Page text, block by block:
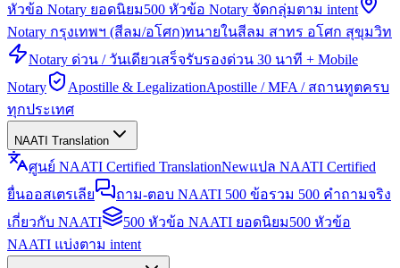
หัวข้อ Notary ยอดนิยม500 หัวข้อ Notary จัดกลุ่มตาม intent
Notary กรุงเทพฯ (สีลม/อโศก)ทนายในสีลม สาทร อโศก สุขุมวิท
Notary ด่วน / วันเดียวเสร็จรับรองด่วน 30 นาที + Mobile
Notary
Apostille & LegalizationApostille / MFA / สถานทูตครบ
ทุกประเทศ
NAATI Translation
ศูนย์ NAATI Certified TranslationNewแปล NAATI Certified
ยื่นออสเตรเลีย
ถาม-ตอบ NAATI 500 ข้อรวม 500 คำถามจริง
เกี่ยวกับ NAATI
500 หัวข้อ NAATI ยอดนิยม500 หัวข้อ
NAATI แบ่งตาม intent